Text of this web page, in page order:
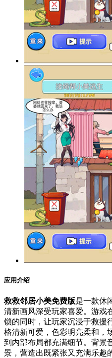
应用介绍
救救邻居小美免费版是一款休
清新画风深受玩家喜爱。游戏
锁的同时，让玩家沉浸于救援
格清新可爱，色彩明亮柔和，
到内部布局都充满细节。背景
景，营造出既紧张又充满乐趣